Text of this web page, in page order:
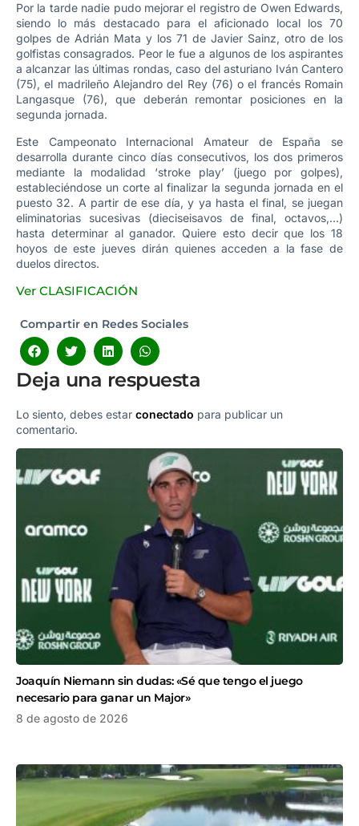
Por la tarde nadie pudo mejorar el registro de Owen Edwards,
siendo lo más destacado para el aficionado local los 70
golpes de Adrián Mata y los 71 de Javier Sainz, otro de los
golfistas consagrados. Peor le fue a algunos de los aspirantes
a alcanzar las últimas rondas, caso del asturiano Iván Cantero
(75), el madrileño Alejandro del Rey (76) o el francés Romain
Langasque (76), que deberán remontar posiciones en la
segunda jornada.
Este Campeonato Internacional Amateur de España se
desarrolla durante cinco días consecutivos, los dos primeros
mediante la modalidad ‘stroke play’ (juego por golpes),
estableciéndose un corte al finalizar la segunda jornada en el
puesto 32. A partir de ese día, y ya hasta el final, se juegan
eliminatorias sucesivas (dieciseisavos de final, octavos,…)
hasta determinar al ganador. Quiere esto decir que los 18
hoyos de este jueves dirán quienes acceden a la fase de
duelos directos.
Ver CLASIFICACIÓN
Compartir en Redes Sociales
Deja una respuesta
Lo siento, debes estar conectado para publicar un
comentario.
Joaquín Niemann sin dudas: «Sé que tengo el juego
necesario para ganar un Major»
8 de agosto de 2026